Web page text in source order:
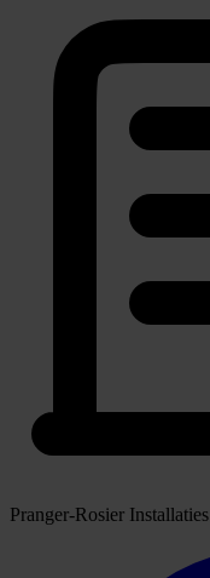
Pranger-Rosier Installaties